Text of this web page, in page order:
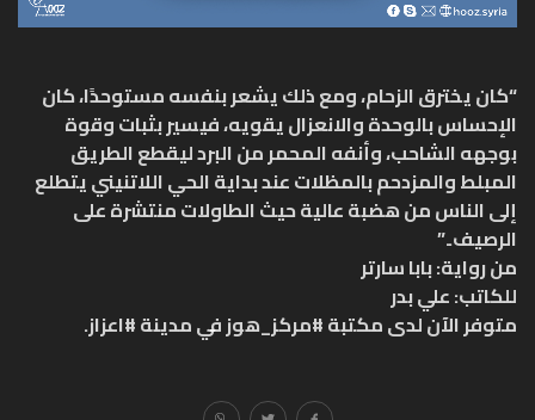
“كان يخترق الزحام، ومع ذلك يشعر بنفسه مستوحدًا، كان
الإحساس بالوحدة والانعزال يقويه، فيسير بثبات وقوة
بوجهه الشاحب، وأنفه المحمر من البرد ليقطع الطريق
المبلط والمزدحم بالمظلات عند بداية الحي اللاتنيني يتطلع
إلى الناس من هضبة عالية حيث الطاولات منتشرة على
الرصيف..”
من رواية: بابا سارتر
للكاتب: علي بدر
متوفر الآن لدى مكتبة #مركز_هوز في مدينة #اعزاز.